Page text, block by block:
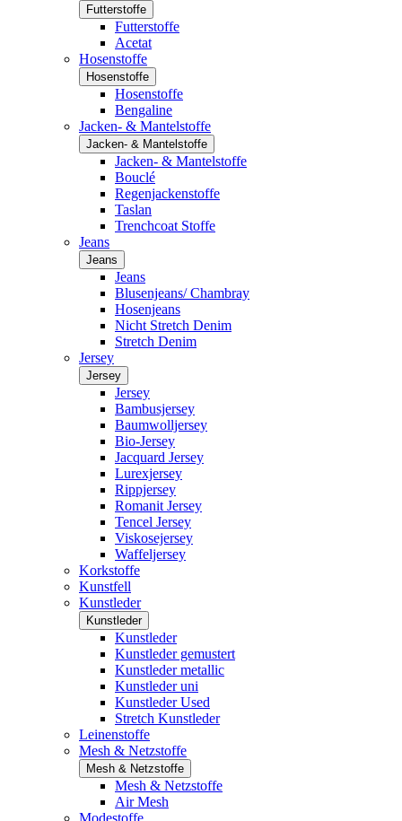
Futterstoffe
Futterstoffe
Acetat
Hosenstoffe
Hosenstoffe
Hosenstoffe
Bengaline
Jacken- & Mantelstoffe
Jacken- & Mantelstoffe
Jacken- & Mantelstoffe
Bouclé
Regenjackenstoffe
Taslan
Trenchcoat Stoffe
Jeans
Jeans
Jeans
Blusenjeans/ Chambray
Hosenjeans
Nicht Stretch Denim
Stretch Denim
Jersey
Jersey
Jersey
Bambusjersey
Baumwolljersey
Bio-Jersey
Jacquard Jersey
Lurexjersey
Rippjersey
Romanit Jersey
Tencel Jersey
Viskosejersey
Waffeljersey
Korkstoffe
Kunstfell
Kunstleder
Kunstleder
Kunstleder
Kunstleder gemustert
Kunstleder metallic
Kunstleder uni
Kunstleder Used
Stretch Kunstleder
Leinenstoffe
Mesh & Netzstoffe
Mesh & Netzstoffe
Mesh & Netzstoffe
Air Mesh
Modestoffe